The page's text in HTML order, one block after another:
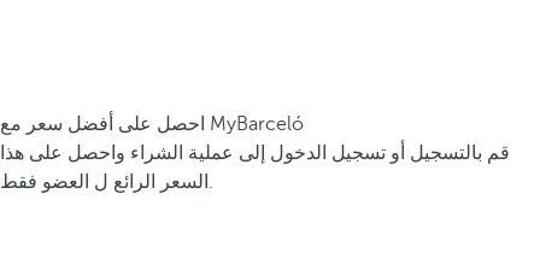
احصل على أفضل سعر مع MyBarceló
قم بالتسجيل أو تسجيل الدخول إلى عملية الشراء واحصل على هذا
السعر الرائع ل العضو فقط.